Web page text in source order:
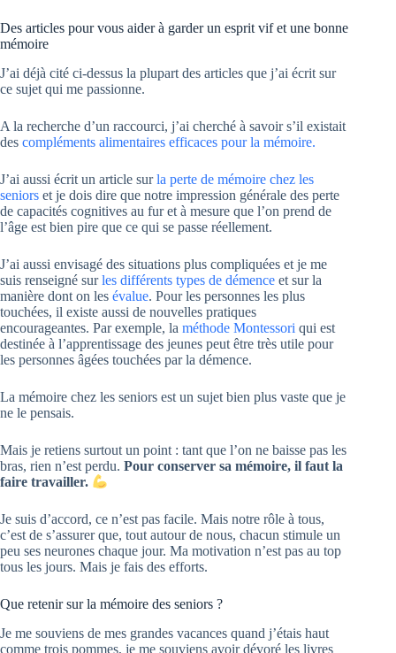
Des articles pour vous aider à garder un esprit vif et une bonne
mémoire
J’ai déjà cité ci-dessus la plupart des articles que j’ai écrit sur
ce sujet qui me passionne.
A la recherche d’un raccourci, j’ai cherché à savoir s’il existait
des compléments alimentaires efficaces pour la mémoire.
J’ai aussi écrit un article surla perte de mémoire chez les
seniors et je dois dire que notre impression générale des perte
de capacités cognitives au fur et à mesure que l’on prend de
l’âge est bien pire que ce qui se passe réellement.
J’ai aussi envisagé des situations plus compliquées et je me
suis renseigné surles différents types de démence et sur la
manière dont on les évalue. Pour les personnes les plus
touchées, il existe aussi de nouvelles pratiques
encourageantes. Par exemple, la méthode Montessori qui est
destinée à l’apprentissage des jeunes peut être très utile pour
les personnes âgées touchées par la démence.
La mémoire chez les seniors est un sujet bien plus vaste que je
ne le pensais.
Mais je retiens surtout un point : tant que l’on ne baisse pas les
bras, rien n’est perdu. Pour conserver sa mémoire, il faut la
faire travailler.
Je suis d’accord, ce n’est pas facile. Mais notre rôle à tous,
c’est de s’assurer que, tout autour de nous, chacun stimule un
peu ses neurones chaque jour. Ma motivation n’est pas au top
tous les jours. Mais je fais des efforts.
Que retenir sur la mémoire des seniors ?
Je me souviens de mes grandes vacances quand j’étais haut
comme trois pommes, je me souviens avoir dévoré les livres